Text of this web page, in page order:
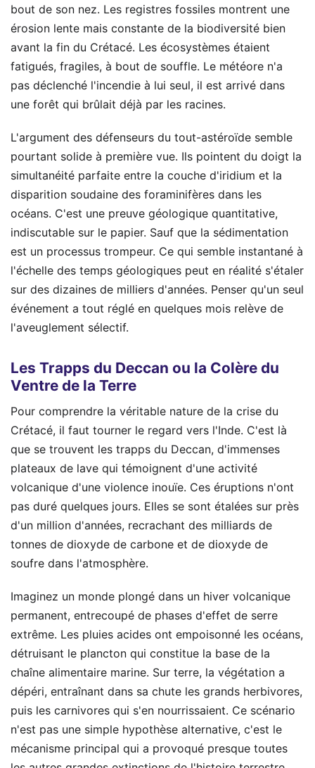
bout de son nez. Les registres fossiles montrent une
érosion lente mais constante de la biodiversité bien
avant la fin du Crétacé. Les écosystèmes étaient
fatigués, fragiles, à bout de souffle. Le météore n'a
pas déclenché l'incendie à lui seul, il est arrivé dans
une forêt qui brûlait déjà par les racines.
L'argument des défenseurs du tout-astéroïde semble
pourtant solide à première vue. Ils pointent du doigt la
simultanéité parfaite entre la couche d'iridium et la
disparition soudaine des foraminifères dans les
océans. C'est une preuve géologique quantitative,
indiscutable sur le papier. Sauf que la sédimentation
est un processus trompeur. Ce qui semble instantané à
l'échelle des temps géologiques peut en réalité s'étaler
sur des dizaines de milliers d'années. Penser qu'un seul
événement a tout réglé en quelques mois relève de
l'aveuglement sélectif.
Les Trapps du Deccan ou la Colère du
Ventre de la Terre
Pour comprendre la véritable nature de la crise du
Crétacé, il faut tourner le regard vers l'Inde. C'est là
que se trouvent les trapps du Deccan, d'immenses
plateaux de lave qui témoignent d'une activité
volcanique d'une violence inouïe. Ces éruptions n'ont
pas duré quelques jours. Elles se sont étalées sur près
d'un million d'années, recrachant des milliards de
tonnes de dioxyde de carbone et de dioxyde de
soufre dans l'atmosphère.
Imaginez un monde plongé dans un hiver volcanique
permanent, entrecoupé de phases d'effet de serre
extrême. Les pluies acides ont empoisonné les océans,
détruisant le plancton qui constitue la base de la
chaîne alimentaire marine. Sur terre, la végétation a
dépéri, entraînant dans sa chute les grands herbivores,
puis les carnivores qui s'en nourrissaient. Ce scénario
n'est pas une simple hypothèse alternative, c'est le
mécanisme principal qui a provoqué presque toutes